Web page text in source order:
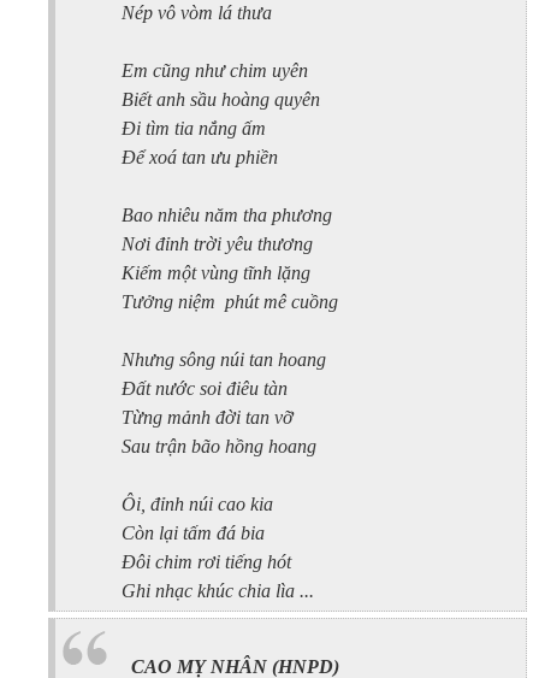
Nép vô vòm lá thưa
Em cũng như chim uyên
Biết anh sầu hoàng quyên
Đi tìm tia nắng ấm
Để xoá tan ưu phiền
Bao nhiêu năm tha phương
Nơi đỉnh trời yêu thương
Kiếm một vùng tĩnh lặng
Tưởng niệm phút mê cuồng
Nhưng sông núi tan hoang
Đất nước soi điêu tàn
Từng mảnh đời tan vỡ
Sau trận bão hồng hoang
Ôi, đỉnh núi cao kia
Còn lại tấm đá bia
Đôi chim rơi tiếng hót
Ghi nhạc khúc chia lìa ...
CAO MỴ NHÂN (HNPD)